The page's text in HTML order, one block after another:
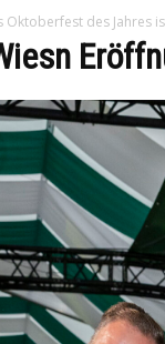
Oktoberfest des Jahres